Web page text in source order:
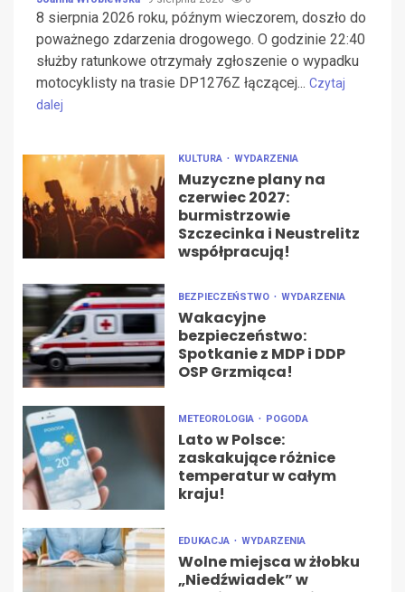
8 sierpnia 2026 roku, późnym wieczorem, doszło do
poważnego zdarzenia drogowego. O godzinie 22:40
służby ratunkowe otrzymały zgłoszenie o wypadku
motocyklisty na trasie DP1276Z łączącej... Czytaj
dalej
KULTURA WYDARZENIA
Muzyczne plany na
czerwiec 2027:
burmistrzowie
Szczecinka i Neustrelitz
współpracują!
BEZPIECZEŃSTWO WYDARZENIA
Wakacyjne
bezpieczeństwo:
Spotkanie z MDP i DDP
OSP Grzmiąca!
METEOROLOGIA POGODA
Lato w Polsce:
zaskakujące różnice
temperatur w całym
kraju!
EDUKACJA WYDARZENIA
Wolne miejsca w żłobku
„Niedźwiadek” w